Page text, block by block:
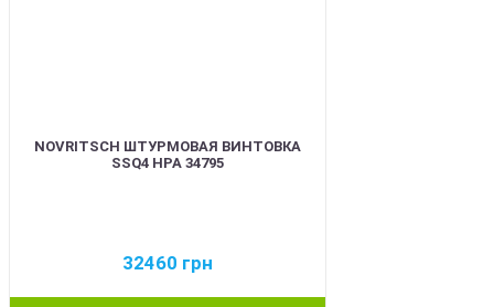
NOVRITSCH ШТУРМОВАЯ ВИНТОВКА
SSQ4 HPA 34795
32460 грн